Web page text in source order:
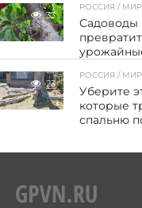
33
РОССИЯ / МИР
Садоводы
23
РОССИЯ / МИР
Уберите
которые
спальню